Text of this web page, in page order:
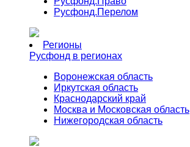
Русфонд.Перелом
Регионы
Русфонд в регионах
Воронежская область
Иркутская область
Краснодарский край
Москва и Московская область
Нижегородская область